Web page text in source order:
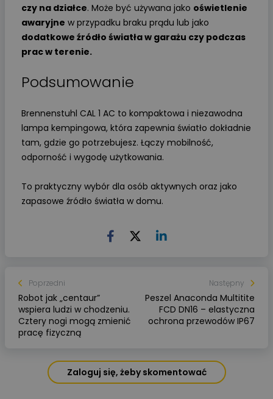
czy na działce. Może być używana jako oświetlenie
awaryjne w przypadku braku prądu lub jako
dodatkowe źródło światła w garażu czy podczas
prac w terenie.
Podsumowanie
Brennenstuhl CAL 1 AC to kompaktowa i niezawodna
lampa kempingowa, która zapewnia światło dokładnie
tam, gdzie go potrzebujesz. Łączy mobilność,
odporność i wygodę użytkowania.
To praktyczny wybór dla osób aktywnych oraz jako
zapasowe źródło światła w domu.
Poprzedni
Robot jak „centaur”
wspiera ludzi w chodzeniu.
Cztery nogi mogą zmienić
pracę fizyczną
Następny
Peszel Anaconda Multitite
FCD DN16 – elastyczna
ochrona przewodów IP67
Zaloguj się, żeby skomentować